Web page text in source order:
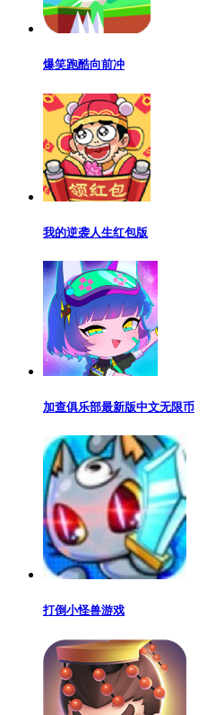
爆笑跑酷向前冲
我的逆袭人生红包版
加查俱乐部最新版中文无限币
打倒小怪兽游戏